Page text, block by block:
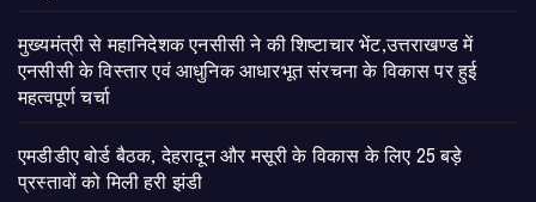
मुख्यमंत्री से महानिदेशक एनसीसी ने की शिष्टाचार भेंट,उत्तराखण्ड में
एनसीसी के विस्तार एवं आधुनिक आधारभूत संरचना के विकास पर हुई
महत्वपूर्ण चर्चा
एमडीडीए बोर्ड बैठक, देहरादून और मसूरी के विकास के लिए 25 बड़े
प्रस्तावों को मिली हरी झंडी